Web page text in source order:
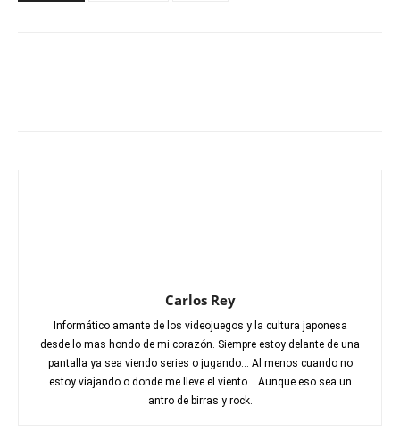
Carlos Rey
Informático amante de los videojuegos y la cultura japonesa
desde lo mas hondo de mi corazón. Siempre estoy delante de una
pantalla ya sea viendo series o jugando... Al menos cuando no
estoy viajando o donde me lleve el viento... Aunque eso sea un
antro de birras y rock.